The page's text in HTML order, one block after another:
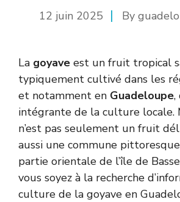
12 juin 2025 By
La goyave est un fruit tropical
typiquement cultivé dans les
et notamment en Guadeloupe,
intégrante de la culture locale.
n’est pas seulement un fruit
aussi une commune
partie orientale de l’île de
vous soyez à la recherche
culture de la goyave en